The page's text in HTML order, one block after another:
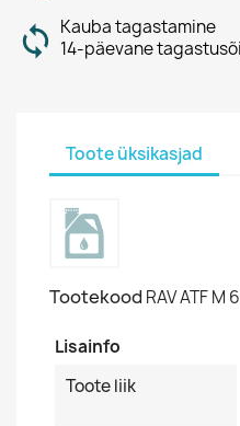
Kauba tagastamine
14-päevane
Toote üksikasjad
Tootekood RAV ATF M
Lisainfo
Toote liik